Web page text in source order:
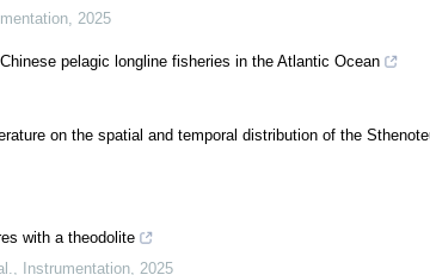
, 2025
pelagic longline fisheries in the Atlantic Ocean
on the spatial and temporal distribution of the
with a theodolite
, Instrumentation, 2025